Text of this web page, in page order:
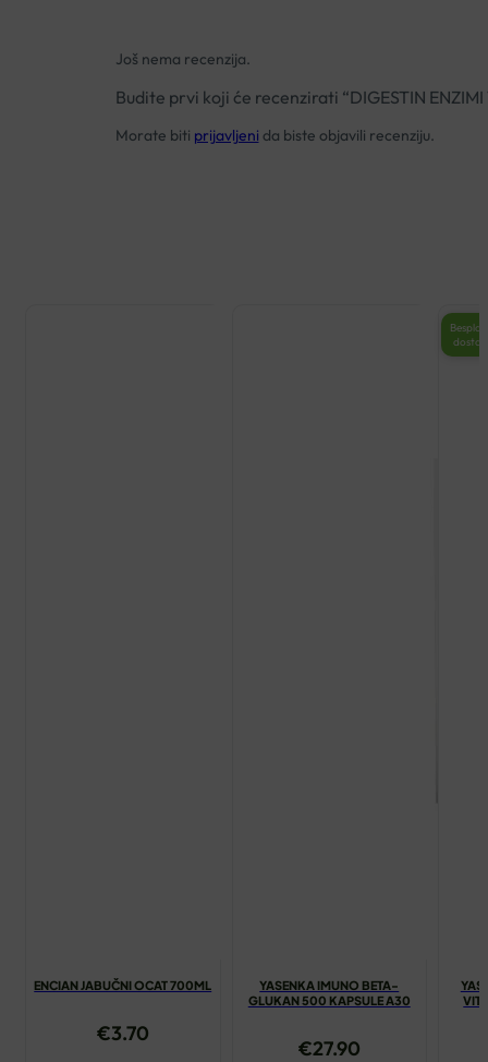
Još nema recenzija.
Budite prvi koji će recenzirati “DIGESTIN
Morate biti prijavljeni da biste objavili recenziju.
ENCIAN JABUČNI OCAT 700ML
€3.70
YASENKA IMUNO BETA-
GLUKAN 500 KAPSULE A30
€27.90